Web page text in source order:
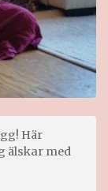
Här
älskar med